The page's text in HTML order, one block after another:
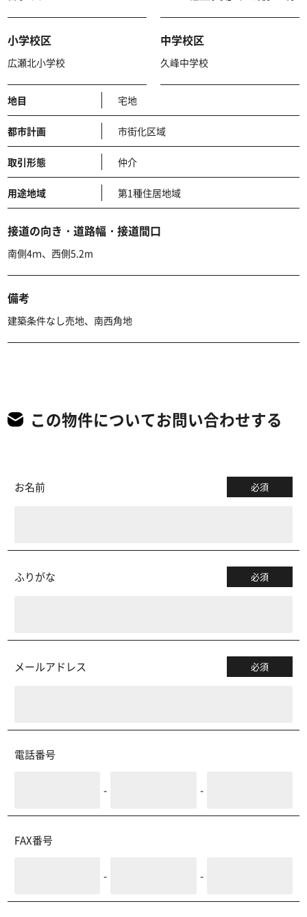
小学校区
広瀬北小学校
中学校区
久峰中学校
地目 宅地
都市計画 市街化区域
取引形態 仲介
用途地域 第1種住居地域
接道の向き・道路幅・接道間口
南側4ｍ、西側5.2m
備考
建築条件なし売地、南西角地
この物件についてお問い合わせする
お名前 必須
ふりがな 必須
メールアドレス 必須
電話番号
- -
FAX番号
- -